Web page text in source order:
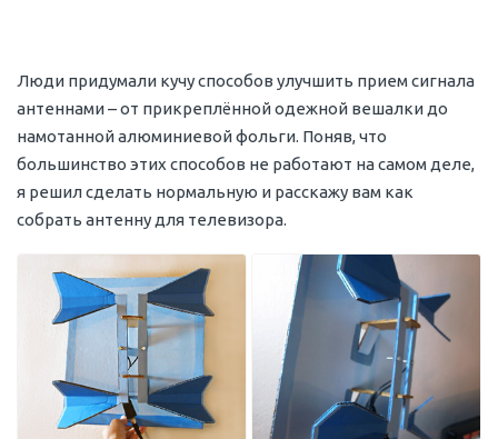
Люди придумали кучу способов улучшить прием сигнала
антеннами – от прикреплённой одежной вешалки до
намотанной алюминиевой фольги. Поняв, что
большинство этих способов не работают на самом деле,
я решил сделать нормальную и расскажу вам как
собрать антенну для телевизора.